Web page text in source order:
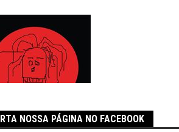
NOSSA PÁGINA NO FACEBOOK